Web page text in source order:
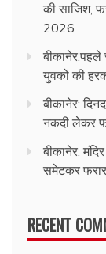
की साजिश,
2026
बीकानेर:पहले
युवकों की
बीकानेर:
नकदी लेकर
बीकानेर:
समेटकर
RECENT